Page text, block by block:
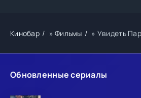
Обновленные сериалы
Кинобар »Фильмы » Увидеть